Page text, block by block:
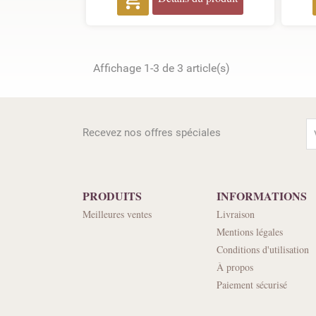
Affichage 1-3 de 3 article(s)
Recevez nos offres spéciales
PRODUITS
Meilleures ventes
INFORMATIONS
Livraison
Mentions légales
Conditions d'utilisation
À propos
Paiement sécurisé